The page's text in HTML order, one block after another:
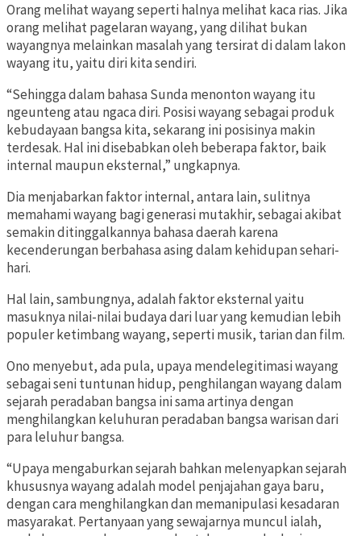
Orang melihat wayang seperti halnya melihat kaca rias. Jika
orang melihat pagelaran wayang, yang dilihat bukan
wayangnya melainkan masalah yang tersirat di dalam lakon
wayang itu, yaitu diri kitasendiri.
“Sehingga dalam bahasa Sunda menonton wayang itu
ngeunteng atau ngaca diri. Posisi wayang sebagai produk
kebudayaan bangsa kita, sekarang ini posisinya makin
terdesak. Hal ini disebabkan oleh beberapa faktor, baik
internal maupun eksternal,” ungkapnya.
Dia menjabarkan faktor internal, antara lain, sulitnya
memahami wayang bagi generasi mutakhir, sebagai akibat
semakin ditinggalkannya bahasa daerah karena
kecenderungan berbahasa asing dalam kehidupan sehari-
hari.
Hal lain, sambungnya, adalah faktor eksternal yaitu
masuknya nilai-nilai budaya dari luar yang kemudian lebih
populer ketimbang wayang, seperti musik, tarian dan film.
Ono menyebut, ada pula, upaya mendelegitimasi wayang
sebagai seni tuntunan hidup, penghilangan wayang dalam
sejarah peradaban bangsa ini sama artinya dengan
menghilangkan keluhuran peradaban bangsa warisan dari
para leluhur bangsa.
“Upaya mengaburkan sejarah bahkan melenyapkan sejarah
khususnya wayang adalah model penjajahan gaya baru,
dengan cara menghilangkan dan memanipulasi kesadaran
masyarakat. Pertanyaan yang sewajarnya muncul ialah,